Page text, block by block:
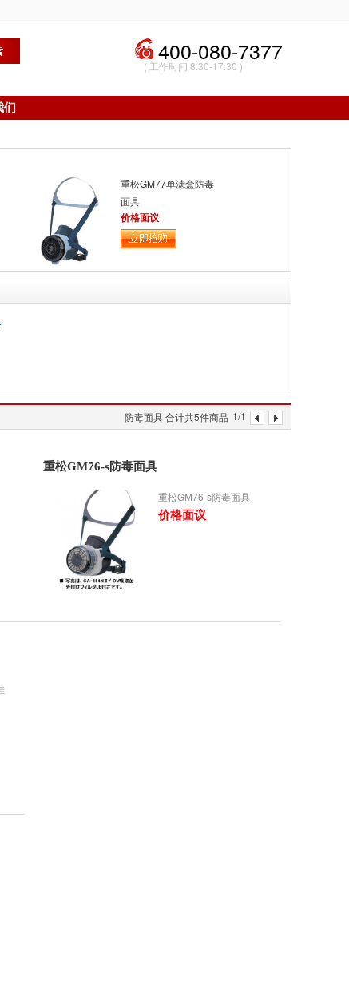
400-080-7377
( 工作时间 8:30-17:30 )
们
重松GM77单滤盒防毒
面具
价格面议
防毒面具 合计共5件商品 1/1
重松GM76-s防毒面具
重松GM76-s防毒面具
价格面议